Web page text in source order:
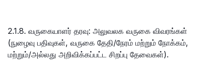
2.1.8. வருகையாளர் தரவு: அலுவலக வருகை விவரங்கள்
(நுழைவு பதிவுகள், வருகை தேதி/நேரம் மற்றும் நோக்கம்,
மற்றும்/அல்லது அறிவிக்கப்பட்ட சிறப்பு தேவைகள்).